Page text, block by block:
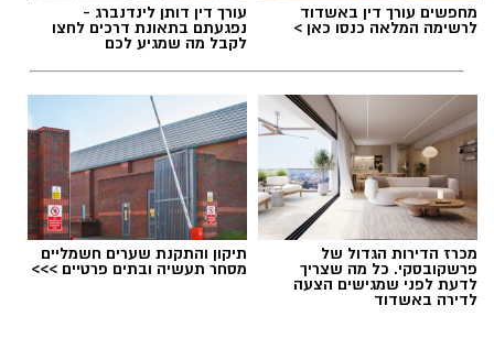
תגים:קורסים חדשים לתושבי אשדוד
קורס 12 צעדים: הדרך להיכרות עם עולם
ההתמכרויות
הקורס הראשון שייפתח הוא קורס 12 צעדים,
שיעסוק בהיכרות עם עולם ההתמכרויות ועם
מחפשים עורך דין באשדוד
לרשימה המלאה כנסו כאן >
עורך דין דותן לינדנברג -
נפגעתם בתאונת דרכים לחצו
לקבל מה שמגיע לכם
מכרז הדירות הגדול של
פרשקובסקי. כל מה שצריך
לדעת לפני שמגישים הצעה
לדירה באשדוד
תיקון והתקנת שערים חשמליים
מסחר תעשיה ובתים פרטיים >>>